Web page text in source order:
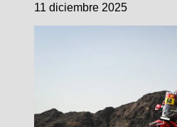
11 diciembre 2025